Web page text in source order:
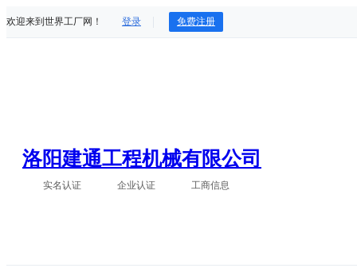
欢迎来到世界工厂网！ 登录 免费注册
洛阳建通工程机械有限公司
实名认证 企业认证 工商信息